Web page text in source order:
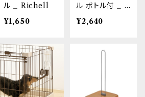
ル _ Richell
¥1,650
ル ボトル付 _ R
ichell
¥2,640